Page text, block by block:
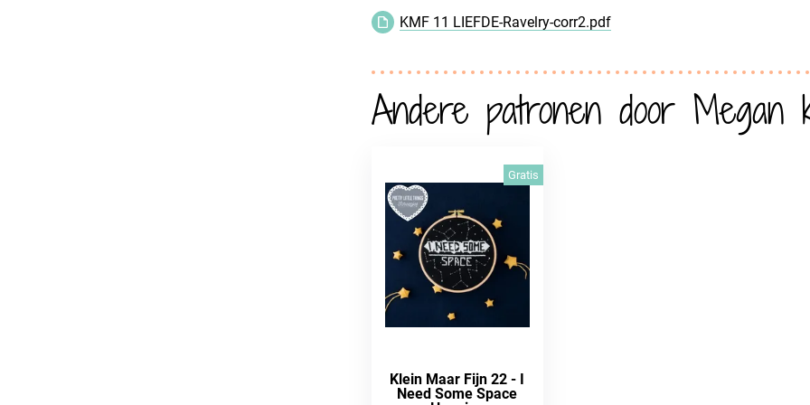
KMF 11 LIEFDE-Ravelry-corr2.pdf
Andere patronen door Megan
Gratis
Klein Maar Fijn 22 - I
Need Some Space